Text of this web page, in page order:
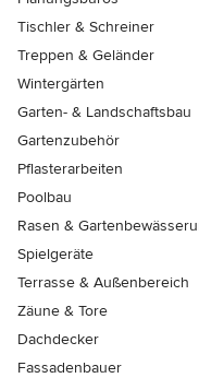
Tischler & Schreiner
Treppen & Geländer
Wintergärten
Garten- & Landschaftsbau
Gartenzubehör
Pflasterarbeiten
Poolbau
Rasen &
Spielgeräte
Terrasse & Außenbereich
Zäune & Tore
Dachdecker
Fassadenbauer